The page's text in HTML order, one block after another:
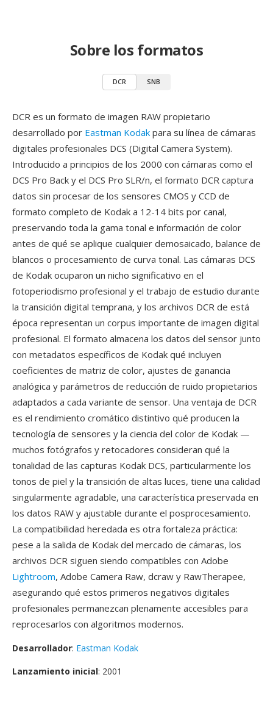
Sobre los formatos
DCR SNB
DCR es un formato de imagen RAW propietario
desarrollado por Eastman Kodak para su línea de cámaras
digitales profesionales DCS (Digital Camera System).
Introducido a principios de los 2000 con cámaras como el
DCS Pro Back y el DCS Pro SLR/n, el formato DCR captura
datos sin procesar de los sensores CMOS y CCD de
formato completo de Kodak a 12-14 bits por canal,
preservando toda la gama tonal e información de color
antes de qué se aplique cualquier demosaicado, balance de
blancos o procesamiento de curva tonal. Las cámaras DCS
de Kodak ocuparon un nicho significativo en el
fotoperiodismo profesional y el trabajo de estudio durante
la transición digital temprana, y los archivos DCR de está
época representan un corpus importante de imagen digital
profesional. El formato almacena los datos del sensor junto
con metadatos específicos de Kodak qué incluyen
coeficientes de matriz de color, ajustes de ganancia
analógica y parámetros de reducción de ruido propietarios
adaptados a cada variante de sensor. Una ventaja de DCR
es el rendimiento cromático distintivo qué producen la
tecnología de sensores y la ciencia del color de Kodak —
muchos fotógrafos y retocadores consideran qué la
tonalidad de las capturas Kodak DCS, particularmente los
tonos de piel y la transición de altas luces, tiene una calidad
singularmente agradable, una característica preservada en
los datos RAW y ajustable durante el posprocesamiento.
La compatibilidad heredada es otra fortaleza práctica:
pese a la salida de Kodak del mercado de cámaras, los
archivos DCR siguen siendo compatibles con Adobe
Lightroom, Adobe Camera Raw, dcraw y RawTherapee,
asegurando qué estos primeros negativos digitales
profesionales permanezcan plenamente accesibles para
reprocesarlos con algoritmos modernos.
Desarrollador: Eastman Kodak
Lanzamiento inicial: 2001